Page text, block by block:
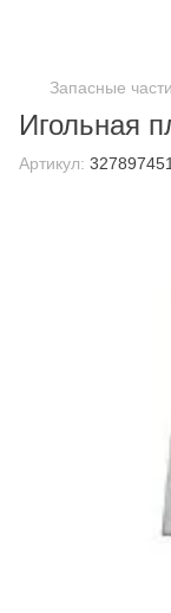
Запасные
Игольная
Артикул: 327897451